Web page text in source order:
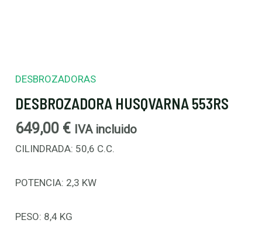
DESBROZADORAS
DESBROZADORA HUSQVARNA 553RS
649,00 € IVA incluido
CILINDRADA: 50,6 C.C.
POTENCIA: 2,3 KW
PESO: 8,4 KG